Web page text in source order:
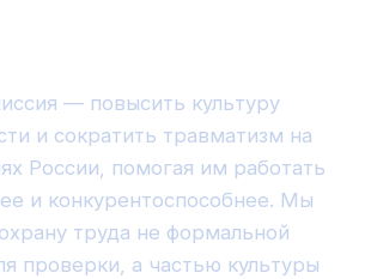
— повысить культуру
и сократить травматизм на
России, помогая им работать
и конкурентоспособнее. Мы
труда не формальной
проверки, а частью культуры